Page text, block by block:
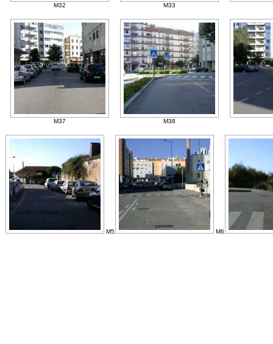
M32 M33
M37 M38
M5 M6